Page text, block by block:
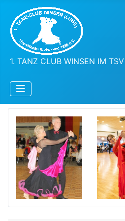
1. TANZ CLUB WINSEN IM